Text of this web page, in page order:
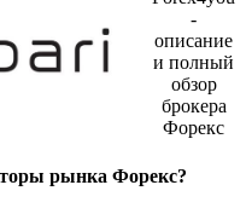
рынка Форекс?